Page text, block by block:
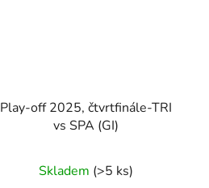
Play-off 2025, čtvrtfinále-TRI
vs SPA (GI)
Skladem (>5 ks)